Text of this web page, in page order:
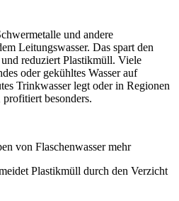
und andere
Leitungswasser. Das spart den
reduziert Plastikmüll. Viele
oder gekühltes Wasser auf
Trinkwasser legt oder in Regionen
besonders.
von Flaschenwasser mehr
Plastikmüll durch den Verzicht